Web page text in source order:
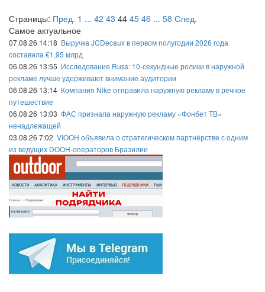
Страницы: Пред. 1 ... 42 43 44 45 46 ... 58 След.
Самое актуальное
07.08.26 14:18 Выручка JCDecaux в первом полугодии 2026 года
составила €1,95 млрд
06.08.26 13:55 Исследование Russ: 10-секундные ролики в наружной
рекламе лучше удерживают внимание аудитории
06.08.26 13:14 Компания Nike отправила наружную рекламу в речное
путешествие
06.08.26 13:03 ФАС признала наружную рекламу «Фонбет ТВ»
ненадлежащей
03.08.26 7:02 VIOOH объявила о стратегическом партнёрстве с одним
из ведущих DOOH-операторов Бразилии